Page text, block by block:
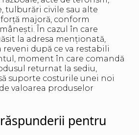
tulburări civile sau alte
majoră, conform
În cazul în care
la adresa menționată,
după ce va restabili
moment în care comandă
returnat la sediu,
suporte costurile unei noi
valoarea produselor
pentru